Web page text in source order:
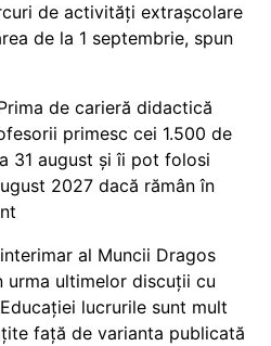
de activități extrașcolare
de la 1 septembrie, spun
de carieră didactică
primesc cei 1.500 de
31 august și îi pot folosi
2027 dacă rămân în
al Muncii Dragos
urma ultimelor discuții cu
lucrurile sunt mult
față de varianta publicată